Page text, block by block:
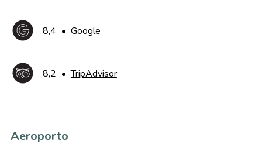
8,4 • Google
8,2 •TripAdvisor
Aeroporto